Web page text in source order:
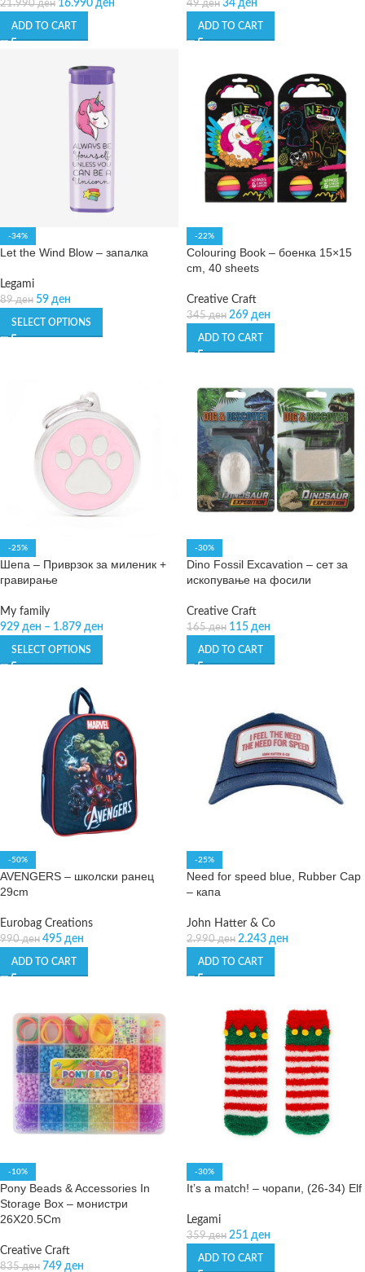
21.990ден 16.990 ден
ADD TO CART
49ден 34 ден
ADD TO CART
-34%
Let the Wind Blow – запалка
Legami
89ден 59 ден
SELECT OPTIONS
-22%
Colouring Book – боенка 15×15
cm, 40 sheets
Creative Craft
345ден 269 ден
ADD TO CART
-25%
Шепа – Приврзок за миленик +
гравирање
My family
929 ден – 1.879 ден
SELECT OPTIONS
-30%
Dino Fossil Excavation – сет за
ископување на фосили
Creative Craft
165ден 115 ден
ADD TO CART
-50%
AVENGERS – школски ранец
29cm
Eurobag Creations
990ден 495 ден
ADD TO CART
-25%
Need for speed blue, Rubber Cap
– капа
John Hatter & Co
2.990ден 2.243 ден
ADD TO CART
-10%
Pony Beads & Accessories In
Storage Box – монистри
26X20.5Cm
Creative Craft
835ден 749 ден
-30%
It’s a match! – чорапи, (26-34) Elf
Legami
359ден 251 ден
ADD TO CART